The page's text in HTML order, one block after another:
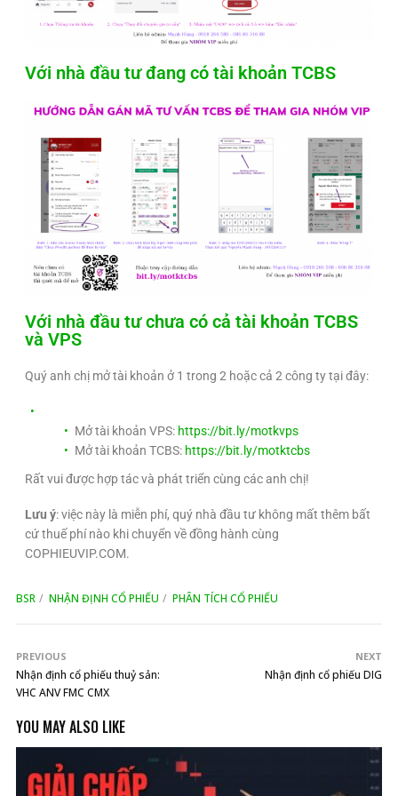
Với nhà đầu tư đang có tài khoản TCBS
Với nhà đầu tư chưa có cả tài khoản TCBS
và VPS
Quý anh chị mở tài khoản ở 1 trong 2 hoặc cả 2 công ty tại đây:
Mở tài khoản VPS: https://bit.ly/motkvps
Mở tài khoản TCBS: https://bit.ly/motktcbs
Rất vui được hợp tác và phát triển cùng các anh chị!
Lưu ý: việc này là miễn phí, quý nhà đầu tư không mất thêm bất
cứ thuế phí nào khi chuyển về đồng hành cùng
COPHIEUVIP.COM.
BSR NHẬN ĐỊNH CỔ PHIẾU PHÂN TÍCH CỔ PHIẾU
PREVIOUS
Nhận định cổ phiếu thuỷ sản:
VHC ANV FMC CMX
NEXT
Nhận định cổ phiếu DIG
YOU MAY ALSO LIKE